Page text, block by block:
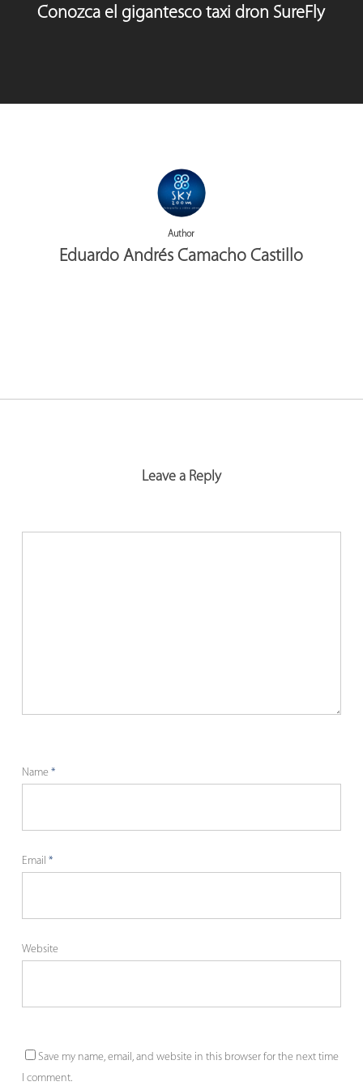
Conozca el gigantesco taxi dron SureFly
Author
Eduardo Andrés Camacho Castillo
Leave a Reply
Name *
Email *
Website
Save my name, email, and website in this browser for the next time
I comment.